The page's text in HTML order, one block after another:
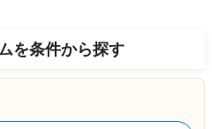
を条件から探す